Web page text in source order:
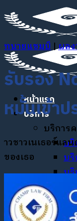
ข้าม
ไป
เนื้อหา
หน้าแรก
บริการ
บริการ
บ
บ
บ
บุ
บ
ทนายแชมป์|ผล
รับรอง
หมั้นเข้าป
าวชาวเนเธอร์แ
ของเธอ